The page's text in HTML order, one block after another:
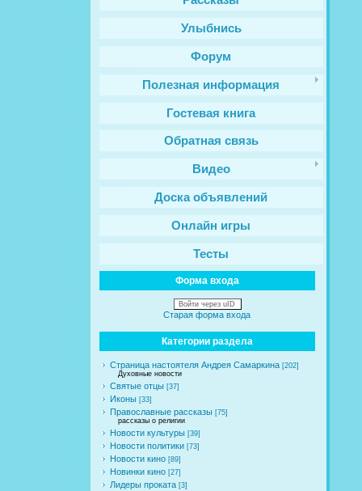
Улыбнись
Форум
Полезная информация
Гостевая книга
Обратная связь
Видео
Доска объявлений
Онлайн игры
Тесты
Форма входа
Войти через uID
Старая форма входа
Категории раздела
Страница настоятеля Андрея Самаркина [202]
Духовные новости
Святые отцы [37]
Иконы [33]
Православные рассказы [75]
рассказы о религии
Новости культуры [39]
Новости политики [73]
Новости кино [89]
Новинки кино [27]
Лидеры проката [3]